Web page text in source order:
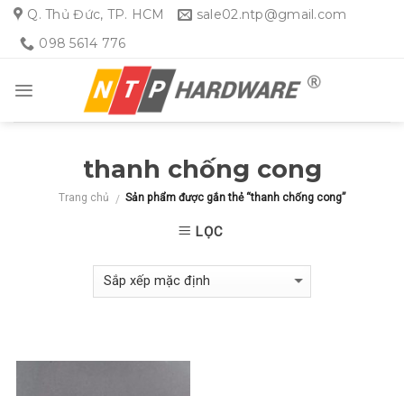
Skip
content
Q. Thủ Đức, TP. HCM
sale02.ntp@gmail.com
098 5614 776
thanh chống cong
Trang chủ / Sản phẩm được gắn thẻ “thanh chống cong”
LỌC